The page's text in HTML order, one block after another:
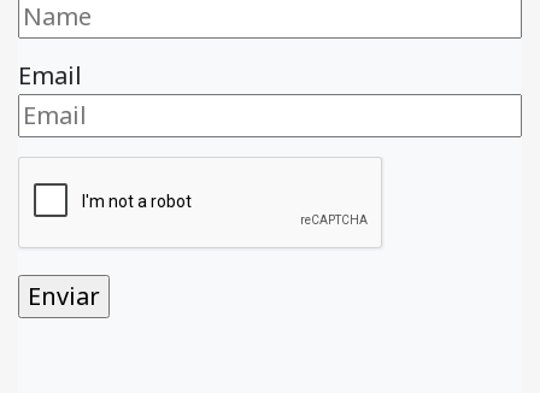
Email